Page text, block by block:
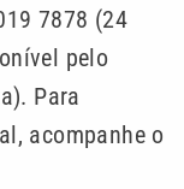
7878 (24
pelo
Para
acompanhe o